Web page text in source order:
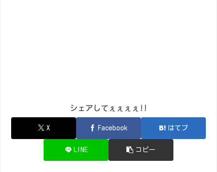
シェアしてぇぇぇぇ!!
X Facebook はてブ
LINE コピー